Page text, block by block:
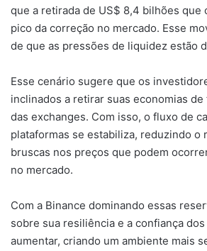
que a retirada de US$ 8,4 bilhões que
pico da correção no mercado. Esse
de que as pressões de liquidez estão
Esse cenário sugere que os
inclinados a retirar suas economias
das exchanges. Com isso, o fluxo de
plataformas se estabiliza, reduzindo o
bruscas nos preços que podem
no mercado.
Com a Binance dominando essas
sobre sua resiliência e a confiança
aumentar, criando um ambiente mais